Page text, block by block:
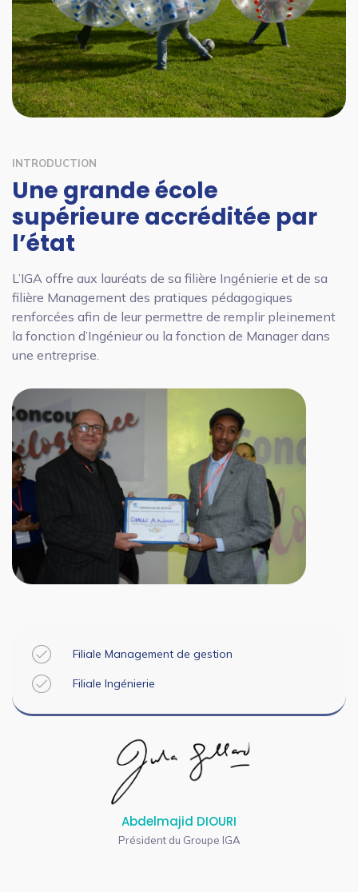
INTRODUCTION
Une grande école
supérieure accréditée par
l’état
L’IGA offre aux lauréats de sa filière Ingénierie et de sa
filière Management des pratiques pédagogiques
renforcées afin de leur permettre de remplir pleinement
la fonction d’Ingénieur ou la fonction de Manager dans
une entreprise.
Filiale Management de gestion
Filiale Ingénierie
Abdelmajid DIOURI
Président du Groupe IGA